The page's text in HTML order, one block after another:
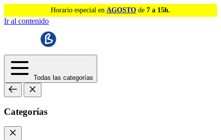
Horario especial en AGOSTO de 7 a 15h.
Ir al contenido
Todas las categorías
Categorías